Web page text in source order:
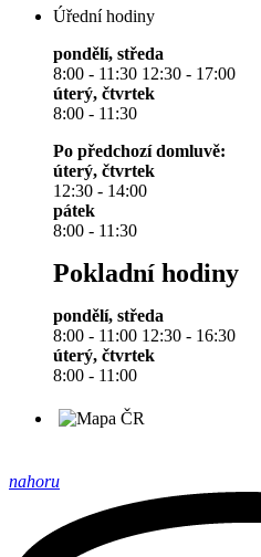
Úřední hodiny
pondělí, středa
8:00 - 11:30 12:30 - 17:00
úterý, čtvrtek
8:00 - 11:30
Po předchozí domluvě:
úterý, čtvrtek
12:30 - 14:00
pátek
8:00 - 11:30
Pokladní hodiny
pondělí, středa
8:00 - 11:00 12:30 - 16:30
úterý, čtvrtek
8:00 - 11:00
nahoru